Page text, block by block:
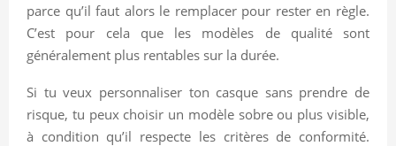
parce qu’il faut alors le remplacer pour rester en règle.
C’est pour cela que les modèles de qualité sont
généralement plus rentables sur la durée.
Si tu veux personnaliser ton casque sans prendre de
risque, tu peux choisir un modèle sobre ou plus visible,
à condition qu’il respecte les critères de conformité.